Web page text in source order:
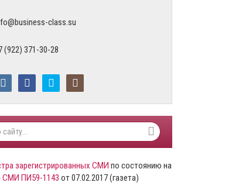
class.su
(922) 371-30-28
зарегистрированных СМИ по состоянию на
СМИ ПИ59-1143 от 07.02.2017 (газета)